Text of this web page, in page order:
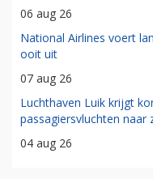
06 aug 26
National Airlines voert
ooit uit
07 aug 26
Luchthaven Luik krijgt
passagiersvluchten naar
04 aug 26